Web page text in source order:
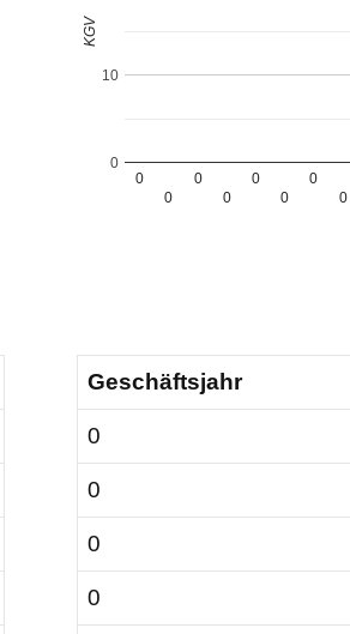
0
0
0
0
0
0
0
0
0
10
KGV
Geschäftsjahr
0
0
0
0